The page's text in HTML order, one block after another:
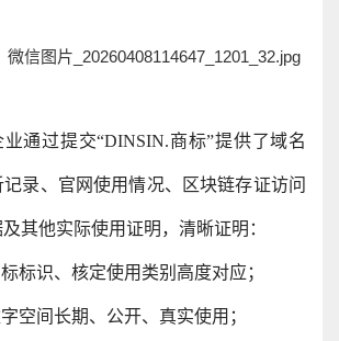
通过提交“DINSIN.商标”提供了域名
录、官网使用情况、区块链存证访问
其他实际使用证明，清晰证明：
标识、核定使用类别高度对应；
空间长期、公开、真实使用；